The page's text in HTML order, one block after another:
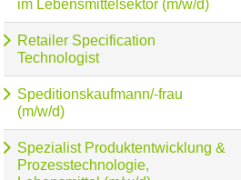
im Lebensmittelsektor (m/w/d)
Retailer Specification
Technologist
Speditionskaufmann/-frau
(m/w/d)
Spezialist Produktentwicklung &
Prozesstechnologie,